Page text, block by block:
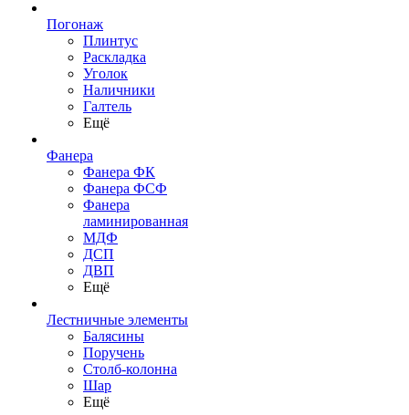
Погонаж
Плинтус
Раскладка
Уголок
Наличники
Галтель
Ещё
Фанера
Фанера ФК
Фанера ФСФ
Фанера
ламинированная
МДФ
ДСП
ДВП
Ещё
Лестничные элементы
Балясины
Поручень
Столб-колонна
Шар
Ещё